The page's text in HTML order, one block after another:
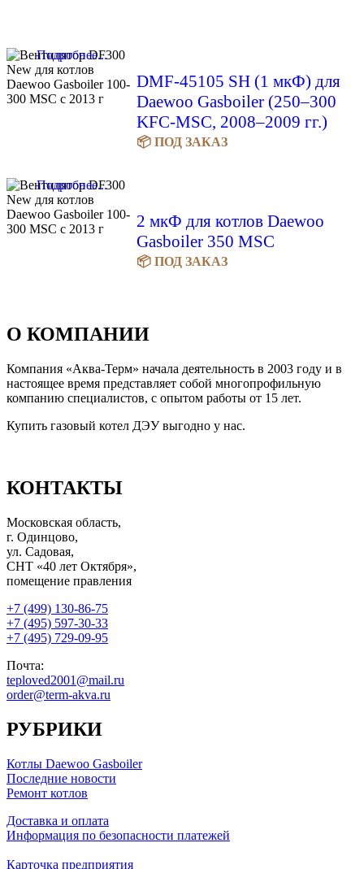
Подробнее...
DMF-45105 SH (1 мкФ) для
Daewoo Gasboiler (250–300
KFC-MSC, 2008–2009 гг.)
📦 ПОД ЗАКАЗ
Подробнее...
2 мкФ для котлов Daewoo
Gasboiler 350 MSC
📦 ПОД ЗАКАЗ
О КОМПАНИИ
Компания «Аква-Терм» начала деятельность в 2003 году и в
настоящее время представляет собой многопрофильную
компанию специалистов, с опытом работы от 15 лет.
Купить газовый котел ДЭУ выгодно у нас.
КОНТАКТЫ
Московская область,
г. Одинцово,
ул. Садовая,
СНТ «40 лет Октября»,
помещение правления
+7 (499) 130-86-75
+7 (495) 597-30-33
+7 (495) 729-09-95
Почта:
teploved2001@mail.ru
order@term-akva.ru
РУБРИКИ
Котлы Daewoo Gasboiler
Последние новости
Ремонт котлов
Доставка и оплата
Информация по безопасности платежей
Карточка предприятия